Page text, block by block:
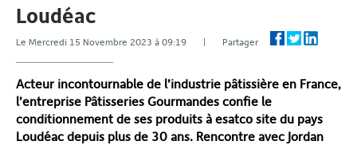
Loudéac
Le Mercredi 15 Novembre 2023 à 09:19 | Partager
Acteur incontournable de l’industrie pâtissière en France,
l’entreprise Pâtisseries Gourmandes confie le
conditionnement de ses produits à esatco site du pays
Loudéac depuis plus de 30 ans. Rencontre avec Jordan